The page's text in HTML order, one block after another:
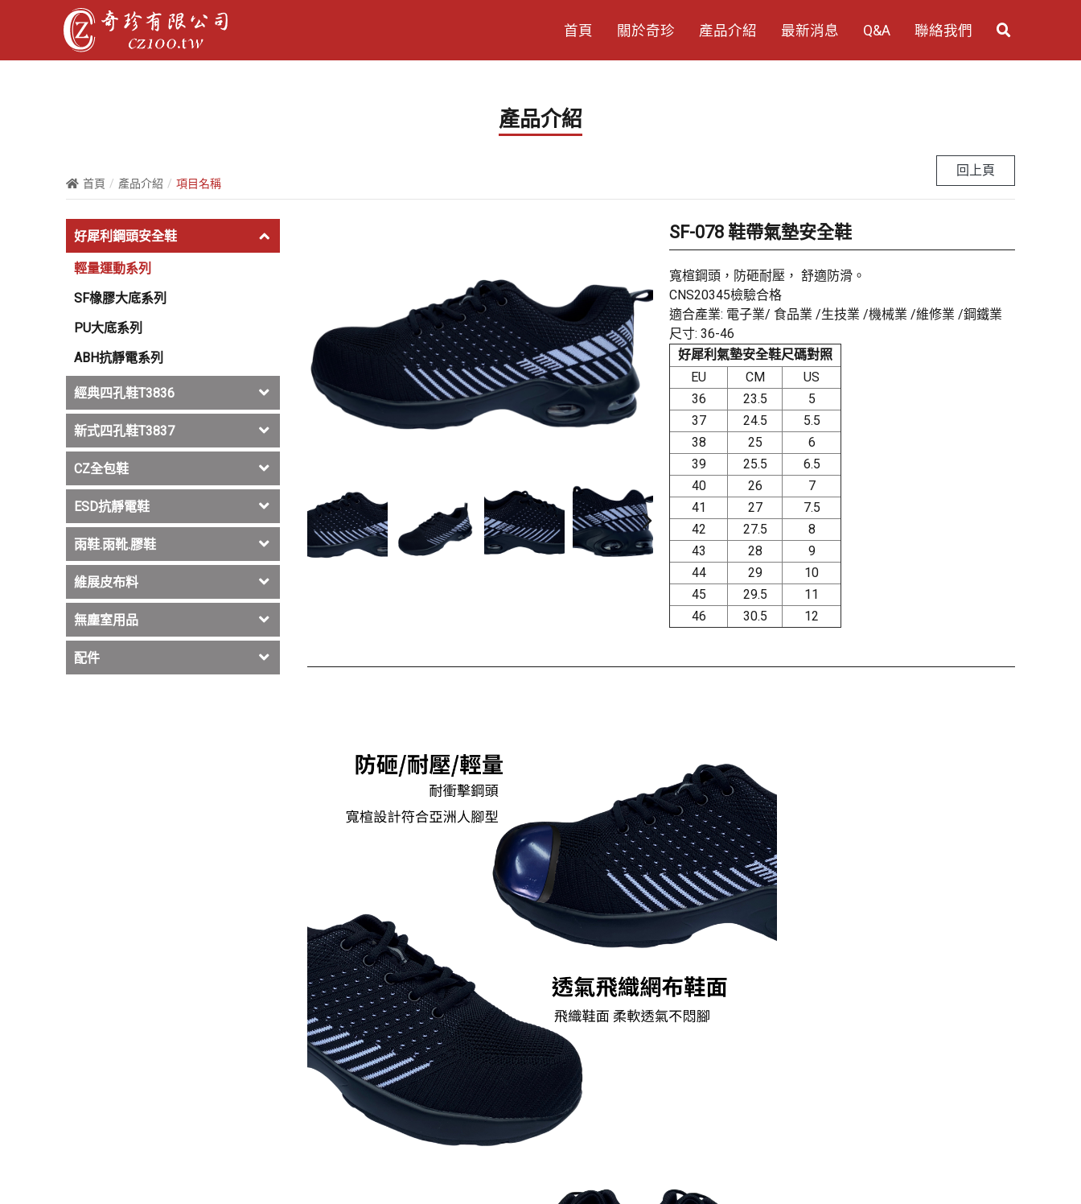
首頁 關於奇珍 產品介紹 最新消息 Q&A 聯絡我們
產品介紹
首頁 產品介紹 項目名稱
回上頁
好犀利鋼頭安全鞋
輕量運動系列
SF橡膠大底系列
PU大底系列
ABH抗靜電系列
經典四孔鞋T3836
新式四孔鞋T3837
CZ全包鞋
ESD抗靜電鞋
雨鞋.雨靴.膠鞋
維展皮布料
無塵室用品
配件
SF-078 鞋帶氣墊安全鞋
寬楦鋼頭，防砸耐壓， 舒適防滑。
CNS20345檢驗合格
適合產業: 電子業/ 食品業 /生技業 /機械業 /維修業 /鋼鐵業
尺寸: 36-46
好犀利氣墊安全鞋尺碼對照
EU
CM
US
36
23.5
5
37
24.5
5.5
38
25
6
39
25.5
6.5
40
26
7
41
27
7.5
42
27.5
8
43
28
9
44
29
10
45
29.5
11
46
30.5 12